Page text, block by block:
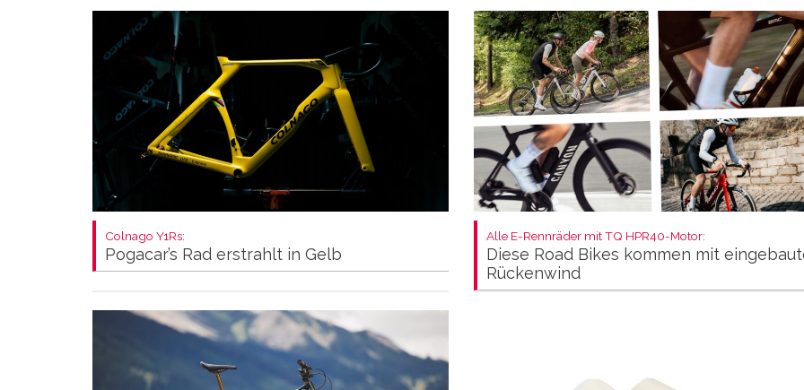
Colnago Y1Rs:
Pogacar’s Rad erstrahlt in Gelb
Alle E-Rennräder mit TQ HPR40-Motor:
Diese Road Bikes kommen mit
Rückenwind